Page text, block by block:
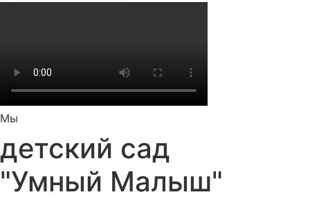
Мы
детский сад
"Умный Малыш"